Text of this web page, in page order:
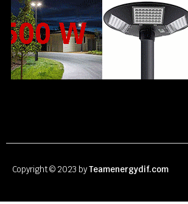
Copyright © 2023 byTeamenergydif.com